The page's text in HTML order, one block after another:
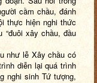
cầm chầu, đánh
thực hiện nghi thức
xây chầu, đầu
như lễ Xây chầu có
diễn lại quá trình
nghi sinh Tứ tượng,